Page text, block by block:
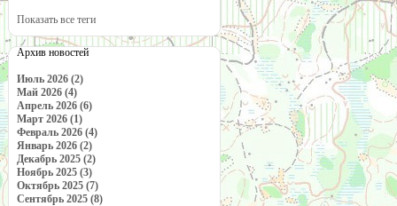
Показать все теги
Архив новостей
Июль 2026 (2)
Май 2026 (4)
Апрель 2026 (6)
Март 2026 (1)
Февраль 2026 (4)
Январь 2026 (2)
Декабрь 2025 (2)
Ноябрь 2025 (3)
Октябрь 2025 (7)
Сентябрь 2025 (8)